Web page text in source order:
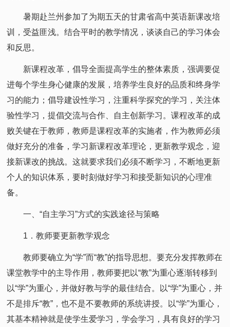
暑期赴兰州参加了为期五天的甘肃省高中英语新课改培
训，受益匪浅。结合平时的教学情况，谈谈自己的学习体会
和反思。
新课程改革，倡导全面提高学生的整体素质，强调要促
进每个学生身心健康的发展，培养学生良好的品质和终身学
习的能力；倡导建设性学习，注重科学探究的学习，关注体
验性学习，提倡交流与合作、自主创新学习。课程改革的成
败关键在于教师，教师是课程改革的实施者，作为教师必须
做好充分的准备，学习新课程改革理论，更新教学观念，迎
接新课改的挑战。这就要求我们必须不断学习，不断地更新
个人的知识体系，要时刻做好学习和接受新知识的心理准
备。
一、“自主学习”方式的实践途径与策略
1．教师要更新教学观念
教师要确立为“学”而“教”的指导思想。要充分发挥教师在
课堂教学中的主导作用，教师要把以“教”为重心逐渐转移到
以“学”为重心，并做好教与学的最佳结合。以“学”为重心，并
不是排斥“教”，也不是不要教师的系统讲授。以“学”为重心，
其基本精神就是使学生爱学习，学会学习，具有良好的学习